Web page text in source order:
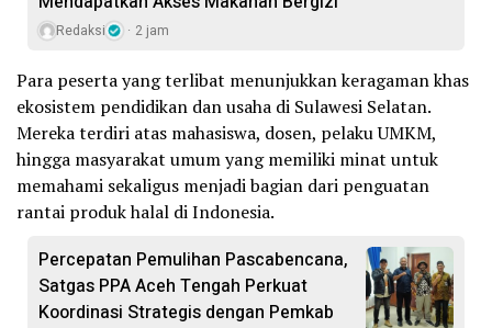
Redaksi 2 jam
Para peserta yang terlibat menunjukkan keragaman khas
ekosistem pendidikan dan usaha di Sulawesi Selatan.
Mereka terdiri atas mahasiswa, dosen, pelaku UMKM,
hingga masyarakat umum yang memiliki minat untuk
memahami sekaligus menjadi bagian dari penguatan
rantai produk halal di Indonesia.
Percepatan Pemulihan Pascabencana,
Satgas PPA Aceh Tengah Perkuat
Koordinasi Strategis dengan Pemkab